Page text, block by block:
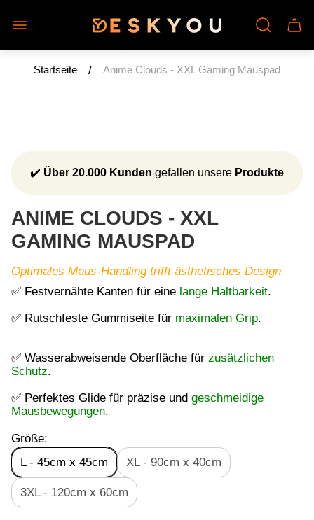
Laden-
Logo"
Startseite / Anime Clouds - XXL Gaming Mauspad
✔️ Über 20.000 Kunden gefallen unsere Produkte
ANIME CLOUDS - XXL
GAMING MAUSPAD
Optimales Maus-Handling trifft ästhetisches Design.
✅ Festvernähte Kanten für eine lange Haltbarkeit.
✅ Rutschfeste Gummiseite für maximalen Grip.
✅ Wasserabweisende Oberfläche für zusätzlichen
Schutz.
✅ Perfektes Glide für präzise und geschmeidige
Mausbewegungen.
Größe:
L - 45cm x 45cm
XL - 90cm x 40cm
3XL - 120cm x 60cm